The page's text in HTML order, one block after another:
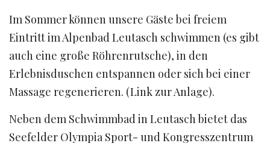
Im Sommer können unsere Gäste bei freiem
Eintritt im Alpenbad Leutasch schwimmen (es gibt
auch eine große Röhrenrutsche), in den
Erlebnisduschen entspannen oder sich bei einer
Massage regenerieren. (Link zur Anlage).
Neben dem Schwimmbad in Leutasch bietet das
Seefelder Olympia Sport- und Kongresszentrum